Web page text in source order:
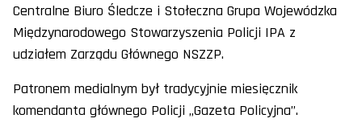
Centralne Biuro Śledcze i Stołeczna Grupa Wojewódzka
Międzynarodowego Stowarzyszenia Policji IPA z
udziałem Zarządu Głównego NSZZP.
Patronem medialnym był tradycyjnie miesięcznik
komendanta głównego Policji „Gazeta Policyjna”.